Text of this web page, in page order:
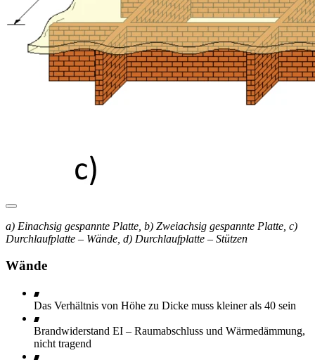
a) Einachsig gespannte Platte, b) Zweiachsig gespannte Platte, c)
Durchlaufplatte – Wände, d) Durchlaufplatte – Stützen
Wände
Das Verhältnis von Höhe zu Dicke muss kleiner als 40 sein
Brandwiderstand EI – Raumabschluss und Wärmedämmung,
nicht tragend